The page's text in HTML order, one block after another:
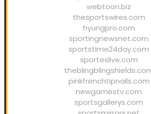
webtoon.biz
thesportswires.com
hyungpro.com
sportingnewsnet.com
sportstime24day.com
sporteslive.com
pinkfrenchtipnails.com
newgamestv.com
sportsgallerys.com